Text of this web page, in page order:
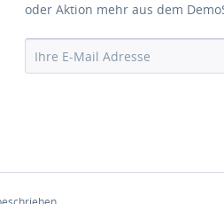
oder Aktion mehr aus dem